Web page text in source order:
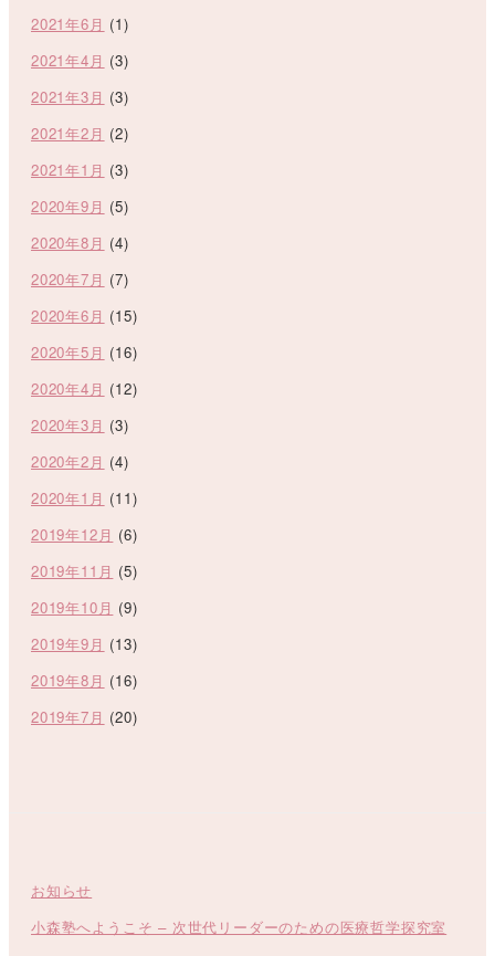
2021年6月 (1)
2021年4月 (3)
2021年3月 (3)
2021年2月 (2)
2021年1月 (3)
2020年9月 (5)
2020年8月 (4)
2020年7月 (7)
2020年6月 (15)
2020年5月 (16)
2020年4月 (12)
2020年3月 (3)
2020年2月 (4)
2020年1月 (11)
2019年12月 (6)
2019年11月 (5)
2019年10月 (9)
2019年9月 (13)
2019年8月 (16)
2019年7月 (20)
お知らせ
小森塾へようこそ – 次世代リーダーのための医療哲学探究室